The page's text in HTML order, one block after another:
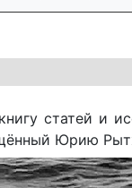
статей и
Юрию